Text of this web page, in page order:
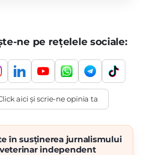
ne pe rețelele sociale:
în susținerea jurnalismului
independent